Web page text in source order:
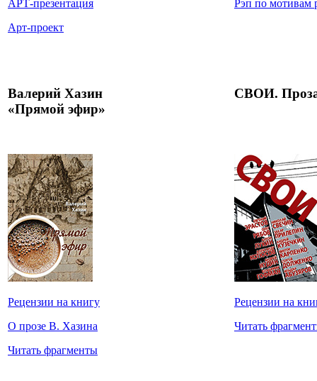
АРТ-презентация
Арт-проект
Рэп по мотивам
Валерий Хазин
«Прямой эфир»
Рецензии на книгу
О прозе В. Хазина
Читать фрагменты
СВОИ.
Рецензии на
Читать